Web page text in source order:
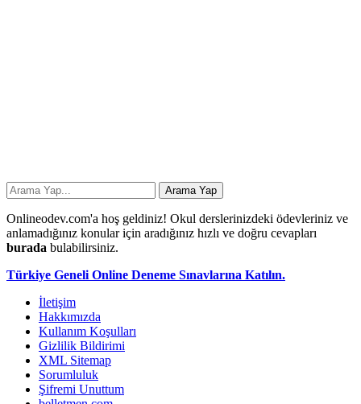
Onlineodev.com'a hoş geldiniz! Okul derslerinizdeki ödevleriniz ve
anlamadığınız konular için aradığınız hızlı ve doğru cevapları
burada bulabilirsiniz.
Türkiye Geneli Online Deneme Sınavlarına Katılın.
İletişim
Hakkımızda
Kullanım Koşulları
Gizlilik Bildirimi
XML Sitemap
Sorumluluk
Şifremi Unuttum